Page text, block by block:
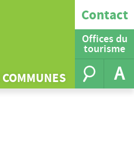
Contact
Offices du
tourisme
A